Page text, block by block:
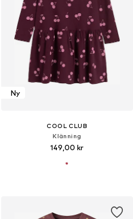
Ny
COOL CLUB
Klänning
149,00 kr